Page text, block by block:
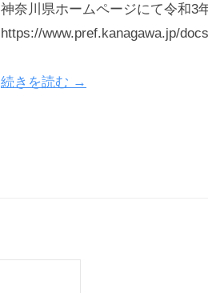
神奈川県ホームページにて令和3
https://www.pref.kanagawa.jp/
続きを読む →